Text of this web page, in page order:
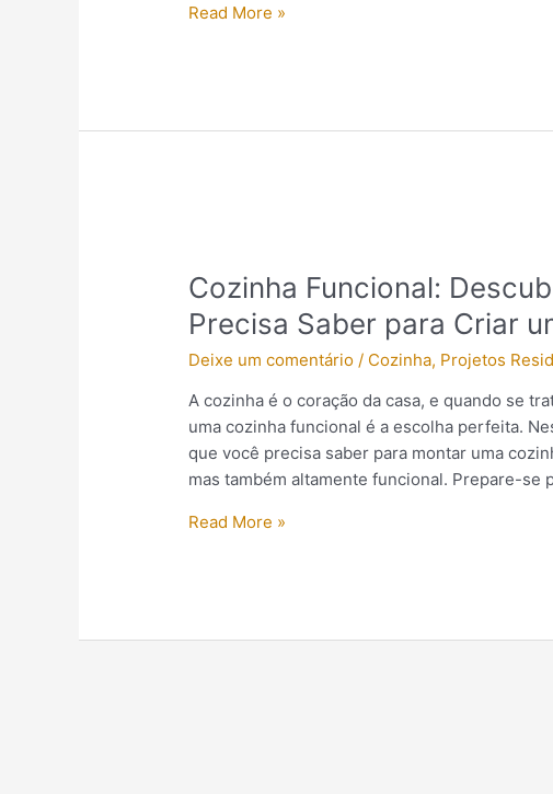
Read More »
Cozinha Funcional:
Precisa Saber para Criar
Deixe um comentário / Cozinha, Projetos
A cozinha é o coração da casa, e quando se
uma cozinha funcional é a escolha perfeita.
que você precisa saber para montar uma
mas também altamente funcional. Prepare-se
Descubra
Tudo
o
que
Saber
para
Criar
um
Read More »